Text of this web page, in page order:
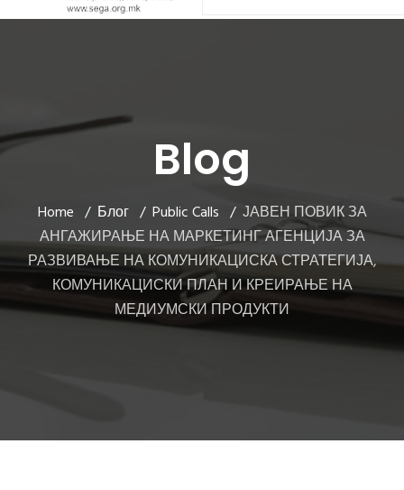
Blog
Home Блог Public Calls
ЈАВЕН ПОВИК ЗА
АНГАЖИРАЊЕ НА МАРКЕТИНГ АГЕНЦИЈА ЗА
РАЗВИВАЊЕ НА КОМУНИКАЦИСКА СТРАТЕГИЈА,
КОМУНИКАЦИСКИ ПЛАН И КРЕИРАЊЕ НА
МЕДИУМСКИ ПРОДУКТИ